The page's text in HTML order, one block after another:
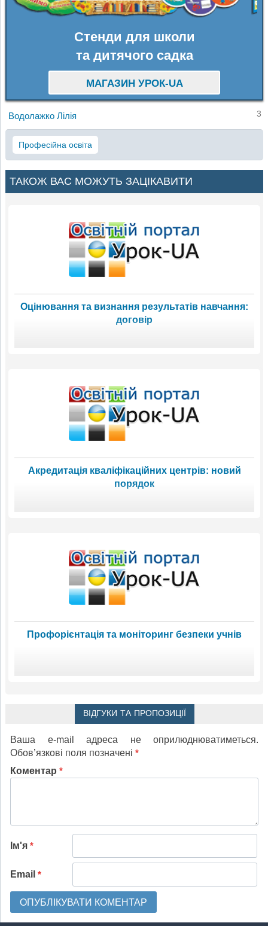
Стенди для школи
та дитячого садка
МАГАЗИН УРОК-UA
Водолажко Лілія 3
Професійна освіта
ТАКОЖ ВАС МОЖУТЬ ЗАЦІКАВИТИ
Оцінювання та визнання результатів навчання:
договір
Акредитація кваліфікаційних центрів: новий
порядок
Профорієнтація та моніторинг безпеки учнів
ВІДГУКИ ТА ПРОПОЗИЦІЇ
Ваша e-mail адреса не оприлюднюватиметься.
Обов’язкові поля позначені *
Коментар *
Ім'я *
Email *